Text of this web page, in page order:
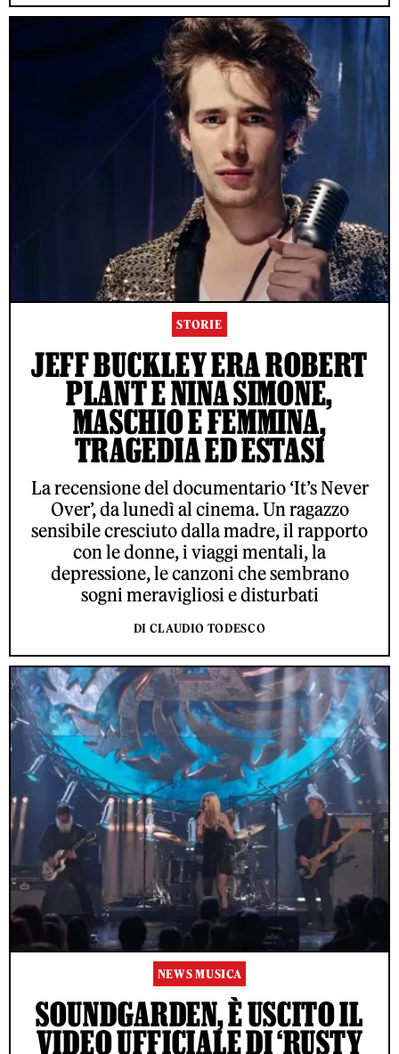
STORIE
JEFF BUCKLEY ERA ROBERT
PLANT E NINA SIMONE,
MASCHIO E FEMMINA,
TRAGEDIA ED ESTASI
La recensione del documentario ‘It’s Never
Over’, da lunedì al cinema. Un ragazzo
sensibile cresciuto dalla madre, il rapporto
con le donne, i viaggi mentali, la
depressione, le canzoni che sembrano
sogni meravigliosi e disturbati
DI CLAUDIO TODESCO
NEWS MUSICA
SOUNDGARDEN, È USCITO IL
VIDEO UFFICIALE DI ‘RUSTY